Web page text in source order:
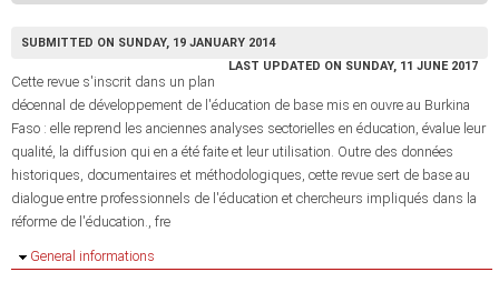
SUBMITTED ON SUNDAY, 19 JANUARY 2014
LAST UPDATED ON SUNDAY, 11 JUNE 2017
Cette revue s'inscrit dans un plan
décennal de développement de l'éducation de base mis en ouvre au Burkina
Faso : elle reprend les anciennes analyses sectorielles en éducation, évalue leur
qualité, la diffusion qui en a été faite et leur utilisation. Outre des données
historiques, documentaires et méthodologiques, cette revue sert de base au
dialogue entre professionnels de l'éducation et chercheurs impliqués dans la
réforme de l'éducation., fre
Hide
General informations